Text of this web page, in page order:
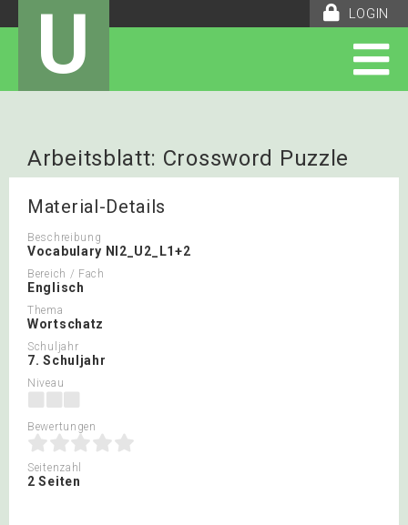
LOGIN
U
Arbeitsblatt: Crossword Puzzle
Material-Details
Beschreibung
Vocabulary NI2_U2_L1+2
Bereich / Fach
Englisch
Thema
Wortschatz
Schuljahr
7. Schuljahr
Niveau
Bewertungen
Seitenzahl
2 Seiten